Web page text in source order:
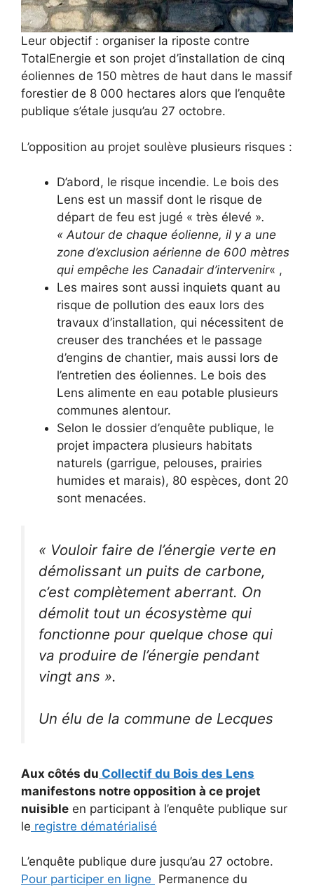
Leur objectif : organiser la riposte contre
TotalEnergie et son projet d’installation de cinq
éoliennes de 150 mètres de haut dans le massif
forestier de 8 000 hectares alors que l’enquête
publique s’étale jusqu’au 27 octobre.
L’opposition au projet soulève plusieurs risques :
D’abord, le risque incendie. Le bois des
Lens est un massif dont le risque de
départ de feu est jugé « très élevé ».
« Autour de chaque éolienne, il y a une
zone d’exclusion aérienne de 600 mètres
qui empêche les Canadair d’intervenir« ,
Les maires sont aussi inquiets quant au
risque de pollution des eaux lors des
travaux d’installation, qui nécessitent de
creuser des tranchées et le passage
d’engins de chantier, mais aussi lors de
l’entretien des éoliennes. Le bois des
Lens alimente en eau potable plusieurs
communes alentour.
Selon le dossier d’enquête publique, le
projet impactera plusieurs habitats
naturels (garrigue, pelouses, prairies
humides et marais), 80 espèces, dont 20
sont menacées.
« Vouloir faire de l’énergie verte en
démolissant un puits de carbone,
c’est complètement aberrant. On
démolit tout un écosystème qui
fonctionne pour quelque chose qui
va produire de l’énergie pendant
vingt ans ».
Un élu de la commune de Lecques
Aux côtés du Collectif du Bois des Lens
manifestons notre opposition à ce projet
nuisible en participant à l’enquête publique sur
le registre dématérialisé
L’enquête publique dure jusqu’au 27 octobre.
Pour participer en ligne Permanence du